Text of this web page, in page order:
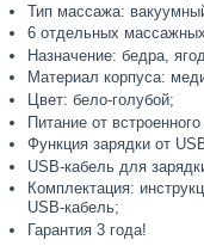
Тип массажа:
6 отдельных
Назначение: бедра,
Материал корпуса:
Цвет: бело-голубой;
Питание от
Функция зарядки от
USB-кабель для
Комплектация:
USB-кабель;
Гарантия 3 года!